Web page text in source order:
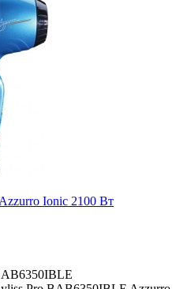
Ionic 2100 Вт